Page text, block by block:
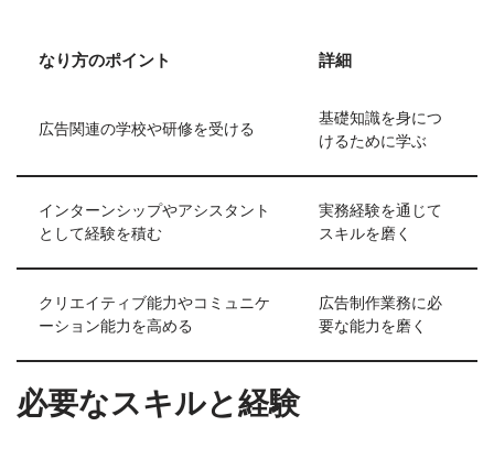
なり方のポイント 詳細
広告関連の学校や研修を受ける
基礎知識を身につ
けるために学ぶ
インターンシップやアシスタント
として経験を積む
実務経験を通じて
スキルを磨く
クリエイティブ能力やコミュニケ
ーション能力を高める
広告制作業務に必
要な能力を磨く
必要なスキルと経験